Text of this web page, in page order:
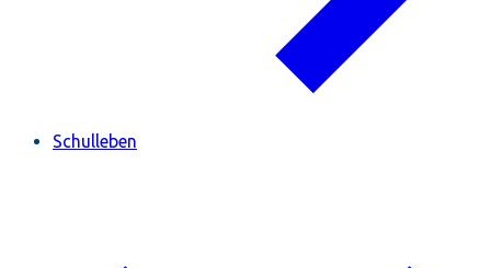
Schulleben